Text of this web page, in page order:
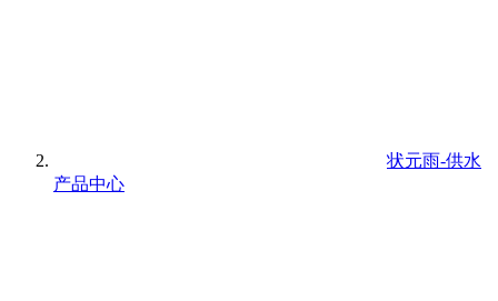
状元雨-供水
产品中心